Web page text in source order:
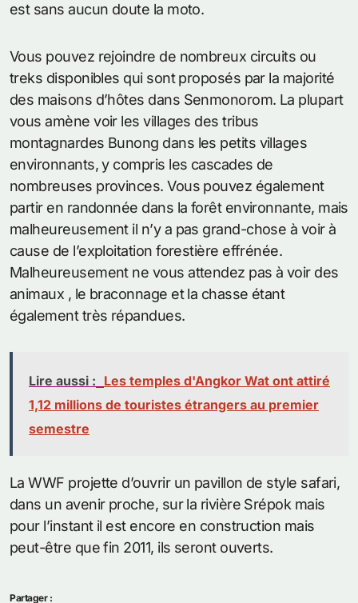
est sans aucun doute la moto.
Vous pouvez rejoindre de nombreux circuits ou
treks disponibles qui sont proposés par la majorité
des maisons d’hôtes dans Senmonorom. La plupart
vous amène voir les villages des tribus
montagnardes Bunong dans les petits villages
environnants, y compris les cascades de
nombreuses provinces. Vous pouvez également
partir en randonnée dans la forêt environnante, mais
malheureusement il n’y a pas grand-chose à voir à
cause de l’exploitation forestière effrénée.
Malheureusement ne vous attendez pas à voir des
animaux , le braconnage et la chasse étant
également très répandues.
Lire aussi : Les temples d'Angkor Wat ont attiré
1,12 millions de touristes étrangers au premier
semestre
La WWF projette d’ouvrir un pavillon de style safari,
dans un avenir proche, sur la rivière Srépok mais
pour l’instant il est encore en construction mais
peut-être que fin 2011, ils seront ouverts.
Partager :